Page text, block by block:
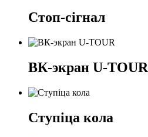
Стоп-сігнал
ВК-экран U-TOUR
Ступіца кола